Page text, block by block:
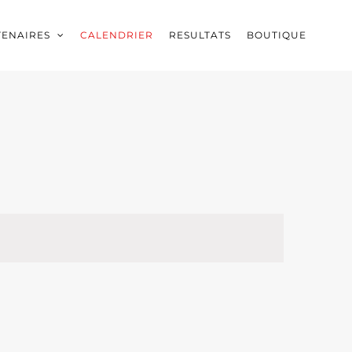
CALENDRIER RESULTATS BOUTIQUE